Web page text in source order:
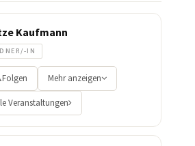
Kaufmann
IN
Folgen Mehr anzeigen
Veranstaltungen